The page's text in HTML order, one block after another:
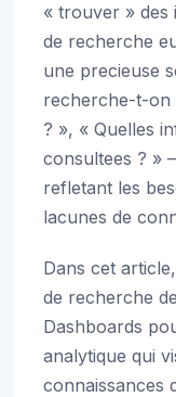
« trouver » des
de recherche
une precieuse
recherche-t-on
? », « Quelles
consultees ? »
refletant les
lacunes de
Dans cet
de recherche
Dashboards
analytique qui
connaissances